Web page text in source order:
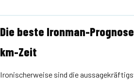
Die beste Ironman-
km-Zeit
Ironischerweise sind die